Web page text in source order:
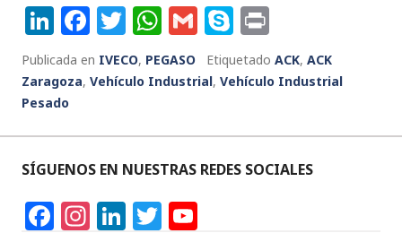
Li
n
k
e
dI
n
F
a
c
b
o
o
k
T
w
it
r
W
h
a
A
p
p
G
m
ai
S
k
y
e
ri
n
Publicada en IVECO, PEGASO Etiquetado ACK, ACK
Zaragoza, Vehículo Industrial, Vehículo Industrial
Pesado
SÍGUENOS EN NUESTRAS REDES SOCIALES
F In Li T